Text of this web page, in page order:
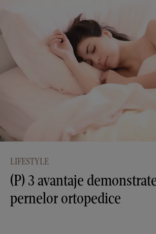
LIFESTYLE
(P) 3 avantaje
pernelor ortopedice